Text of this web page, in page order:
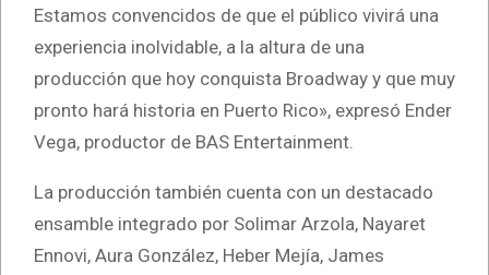
Estamos convencidos de que el público vivirá una
experiencia inolvidable, a la altura de una
producción que hoy conquista Broadway y que muy
pronto hará historia en Puerto Rico», expresó Ender
Vega, productor de BAS Entertainment.
La producción también cuenta con un destacado
ensamble integrado por Solimar Arzola, Nayaret
Ennovi, Aura González, Heber Mejía, James